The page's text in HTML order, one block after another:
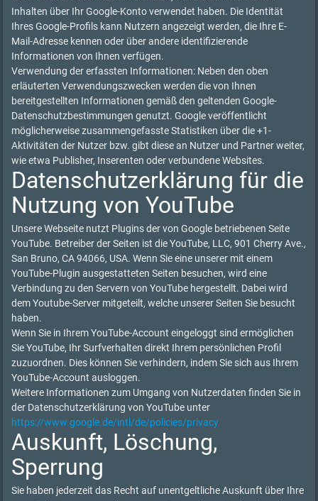
Inhalten über Ihr Google-Konto verwendet haben. Die Identität
Ihres Google-Profils kann Nutzern angezeigt werden, die Ihre E-
Mail-Adresse kennen oder über andere identifizierende
Informationen von Ihnen verfügen.
Verwendung der erfassten Informationen: Neben den oben
erläuterten Verwendungszwecken werden die von Ihnen
bereitgestellten Informationen gemäß den geltenden Google-
Datenschutzbestimmungen genutzt. Google veröffentlicht
möglicherweise zusammengefasste Statistiken über die +1-
Aktivitäten der Nutzer bzw. gibt diese an Nutzer und Partner weiter,
wie etwa Publisher, Inserenten oder verbundene Websites.
Datenschutzerklärung für die
Nutzung von YouTube
Unsere Webseite nutzt Plugins der von Google betriebenen Seite
YouTube. Betreiber der Seiten ist die YouTube, LLC, 901 Cherry Ave.,
San Bruno, CA 94066, USA. Wenn Sie eine unserer mit einem
YouTube-Plugin ausgestatteten Seiten besuchen, wird eine
Verbindung zu den Servern von YouTube hergestellt. Dabei wird
dem Youtube-Server mitgeteilt, welche unserer Seiten Sie besucht
haben.
Wenn Sie in Ihrem YouTube-Account eingeloggt sind ermöglichen
Sie YouTube, Ihr Surfverhalten direkt Ihrem persönlichen Profil
zuzuordnen. Dies können Sie verhindern, indem Sie sich aus Ihrem
YouTube-Account ausloggen.
Weitere Informationen zum Umgang von Nutzerdaten finden Sie in
der Datenschutzerklärung von YouTube unter
https://www.google.de/intl/de/policies/privacy
Auskunft, Löschung,
Sperrung
Sie haben jederzeit das Recht auf unentgeltliche Auskunft über Ihre